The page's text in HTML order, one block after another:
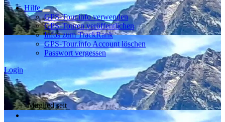
Hilfe
GPS-Tour.info verwenden
GPS-Touren veröffentlichen
Infos zum TrackRank
GPS-Tour.info Account löschen
Passwort vergessen
Login
Mitglied seit